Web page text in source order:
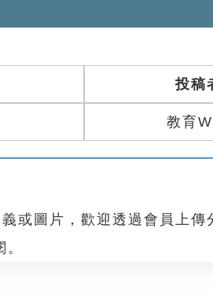
投稿
教育
或圖片，歡迎透過會員上傳